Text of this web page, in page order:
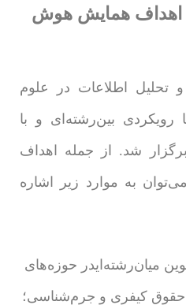
اهداف همایش هوش
اطلاعات در علوم
بین‌رشته‌ای و با
شد. از جمله اهداف
به موارد زیر اشاره
میان‌رشته‌ایدر حوزه‌های
کیفری و جرم‌شناسی؛